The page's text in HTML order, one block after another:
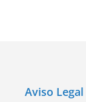
Aviso Legal